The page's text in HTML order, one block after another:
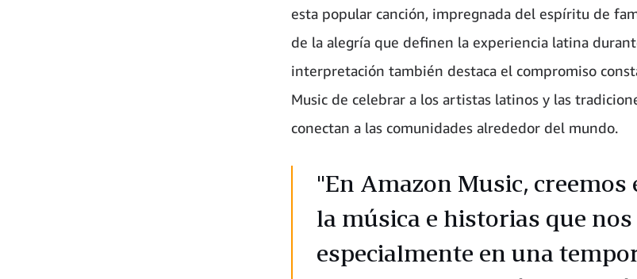
esta popular canción, impregnada del espíritu de
de la alegría que definen la experiencia latina
interpretación también destaca el compromiso
Music de celebrar a los artistas latinos y las
conectan a las comunidades alrededor del mundo.
"En Amazon Music, creemos
la música e historias que
especialmente en una